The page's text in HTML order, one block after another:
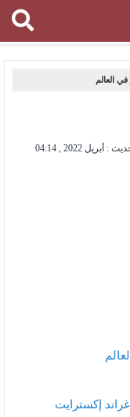
العالم
: أبريل 2022 , 04:14